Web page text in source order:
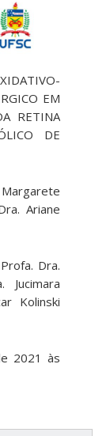
EM
RETINA
DE
Ariane
Dra.
Jucimara
Kolinski
2021 às